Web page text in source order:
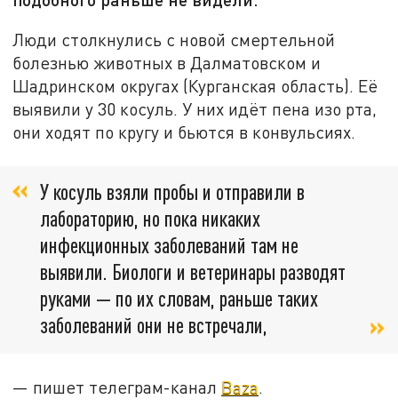
Люди столкнулись с новой смертельной
болезнью животных в Далматовском и
Шадринском округах (Курганская область). Её
выявили у 30 косуль. У них идёт пена изо рта,
они ходят по кругу и бьются в конвульсиях.
У косуль взяли пробы и отправили в
лабораторию, но пока никаких
инфекционных заболеваний там не
выявили. Биологи и ветеринары разводят
руками — по их словам, раньше таких
заболеваний они не встречали,
— пишет телеграм-канал Baza.